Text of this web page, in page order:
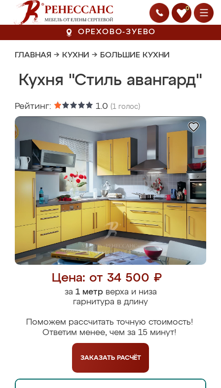
0
ОРЕХОВО-ЗУЕВО
ГЛАВНАЯ → КУХНИ → БОЛЬШИЕ КУХНИ
Кухня "Стиль авангард"
Рейтинг: 1.0 (1 голос)
Цена: от 34 500 ₽
за 1 метрверха и низа
гарнитура в длину
Поможем рассчитать точную стоимость!
Ответим менее, чем за 15 минут!
ЗАКАЗАТЬ РАСЧЁТ